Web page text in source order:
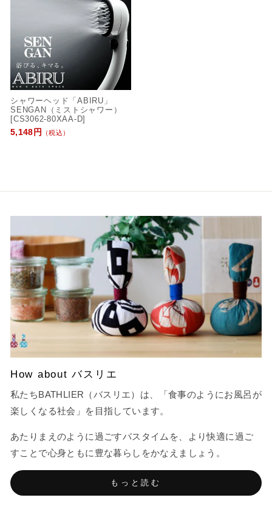
シャワーヘッド「ABIRU」
SENGAN（ミストシャワー）
[CS3062-80XAA-D]
5,148円
（税込）
How about バスリエ
私たちBATHLIER（バスリエ）は、「食事のようにお風呂が
楽しくなる社会」を目指しています。
あたりまえのように過ごすバスタイムを、より快適に過ご
すことで心身ともに豊な暮らしをかなえましょう。
もっと読む